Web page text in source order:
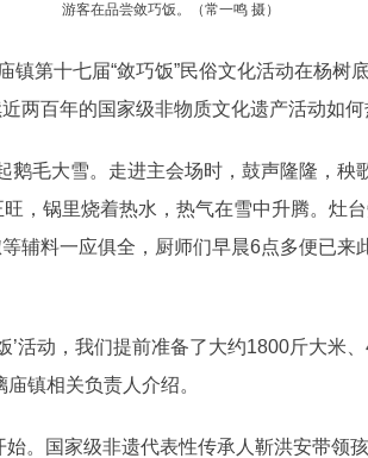
游客在品尝敛巧饭。（常一鸣 摄）
第十七届“敛巧饭”民俗文化活动在杨树
两百年的国家级非物质文化遗产活动如何
毛大雪。走进主会场时，鼓声隆隆，秧
，锅里烧着热水，热气在雪中升腾。灶
辅料一应俱全，厨师们早晨6点多便已来
动，我们提前准备了大约1800斤大米、
镇相关负责人介绍。
国家级非遗代表性传承人靳洪安带领孩